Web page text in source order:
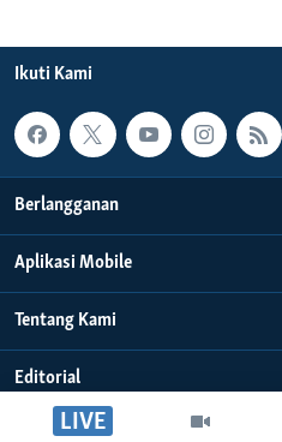
LIVE
Ikuti Kami
Berlangganan
Aplikasi Mobile
Tentang Kami
Editorial